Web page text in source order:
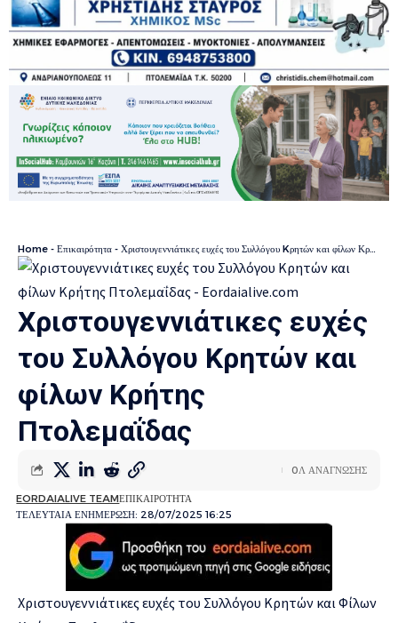
Home - Επικαιρότητα - Χριστουγεννιάτικες ευχές του Συλλόγου Kρητών και φίλων Κρήτης Πτολεμαΐδας
Χριστουγεννιάτικες ευχές
του Συλλόγου Kρητών και
φίλων Κρήτης
Πτολεμαΐδας
ΤΕΛΕΥΤΑΙΑ ΕΝΗΜΕΡΩΣΗ: 28/07/2025 16:25
EORDAIALIVE TEAMΕΠΙΚΑΙΡΟΤΗΤΑ
0Λ ΑΝΑΓΝΩΣΗΣ
Χριστουγεννιάτικες ευχές του Συλλόγου Kρητών και Φίλων